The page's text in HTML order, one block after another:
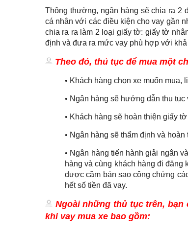
Thông thường, ngân hàng sẽ chia ra 2
cá nhân với các điều kiện cho vay gần
chia ra ra làm 2 loại giấy tờ: giấy tờ
định và đưa ra mức vay phù hợp với
Theo đó, thủ tục để mua một
• Khách hàng chọn xe muốn mua,
• Ngân hàng sẽ hướng dẫn thu
• Khách hàng sẽ hoàn thiện giấy
• Ngân hàng sẽ thẩm định và hoàn
• Ngân hàng tiến hành giải ngân
hàng và cùng khách hàng đi
được cầm bản sao công chứng
hết số tiền đã vay.
Ngoài những thủ tục trên, bạn
khi vay mua xe bao gồm: